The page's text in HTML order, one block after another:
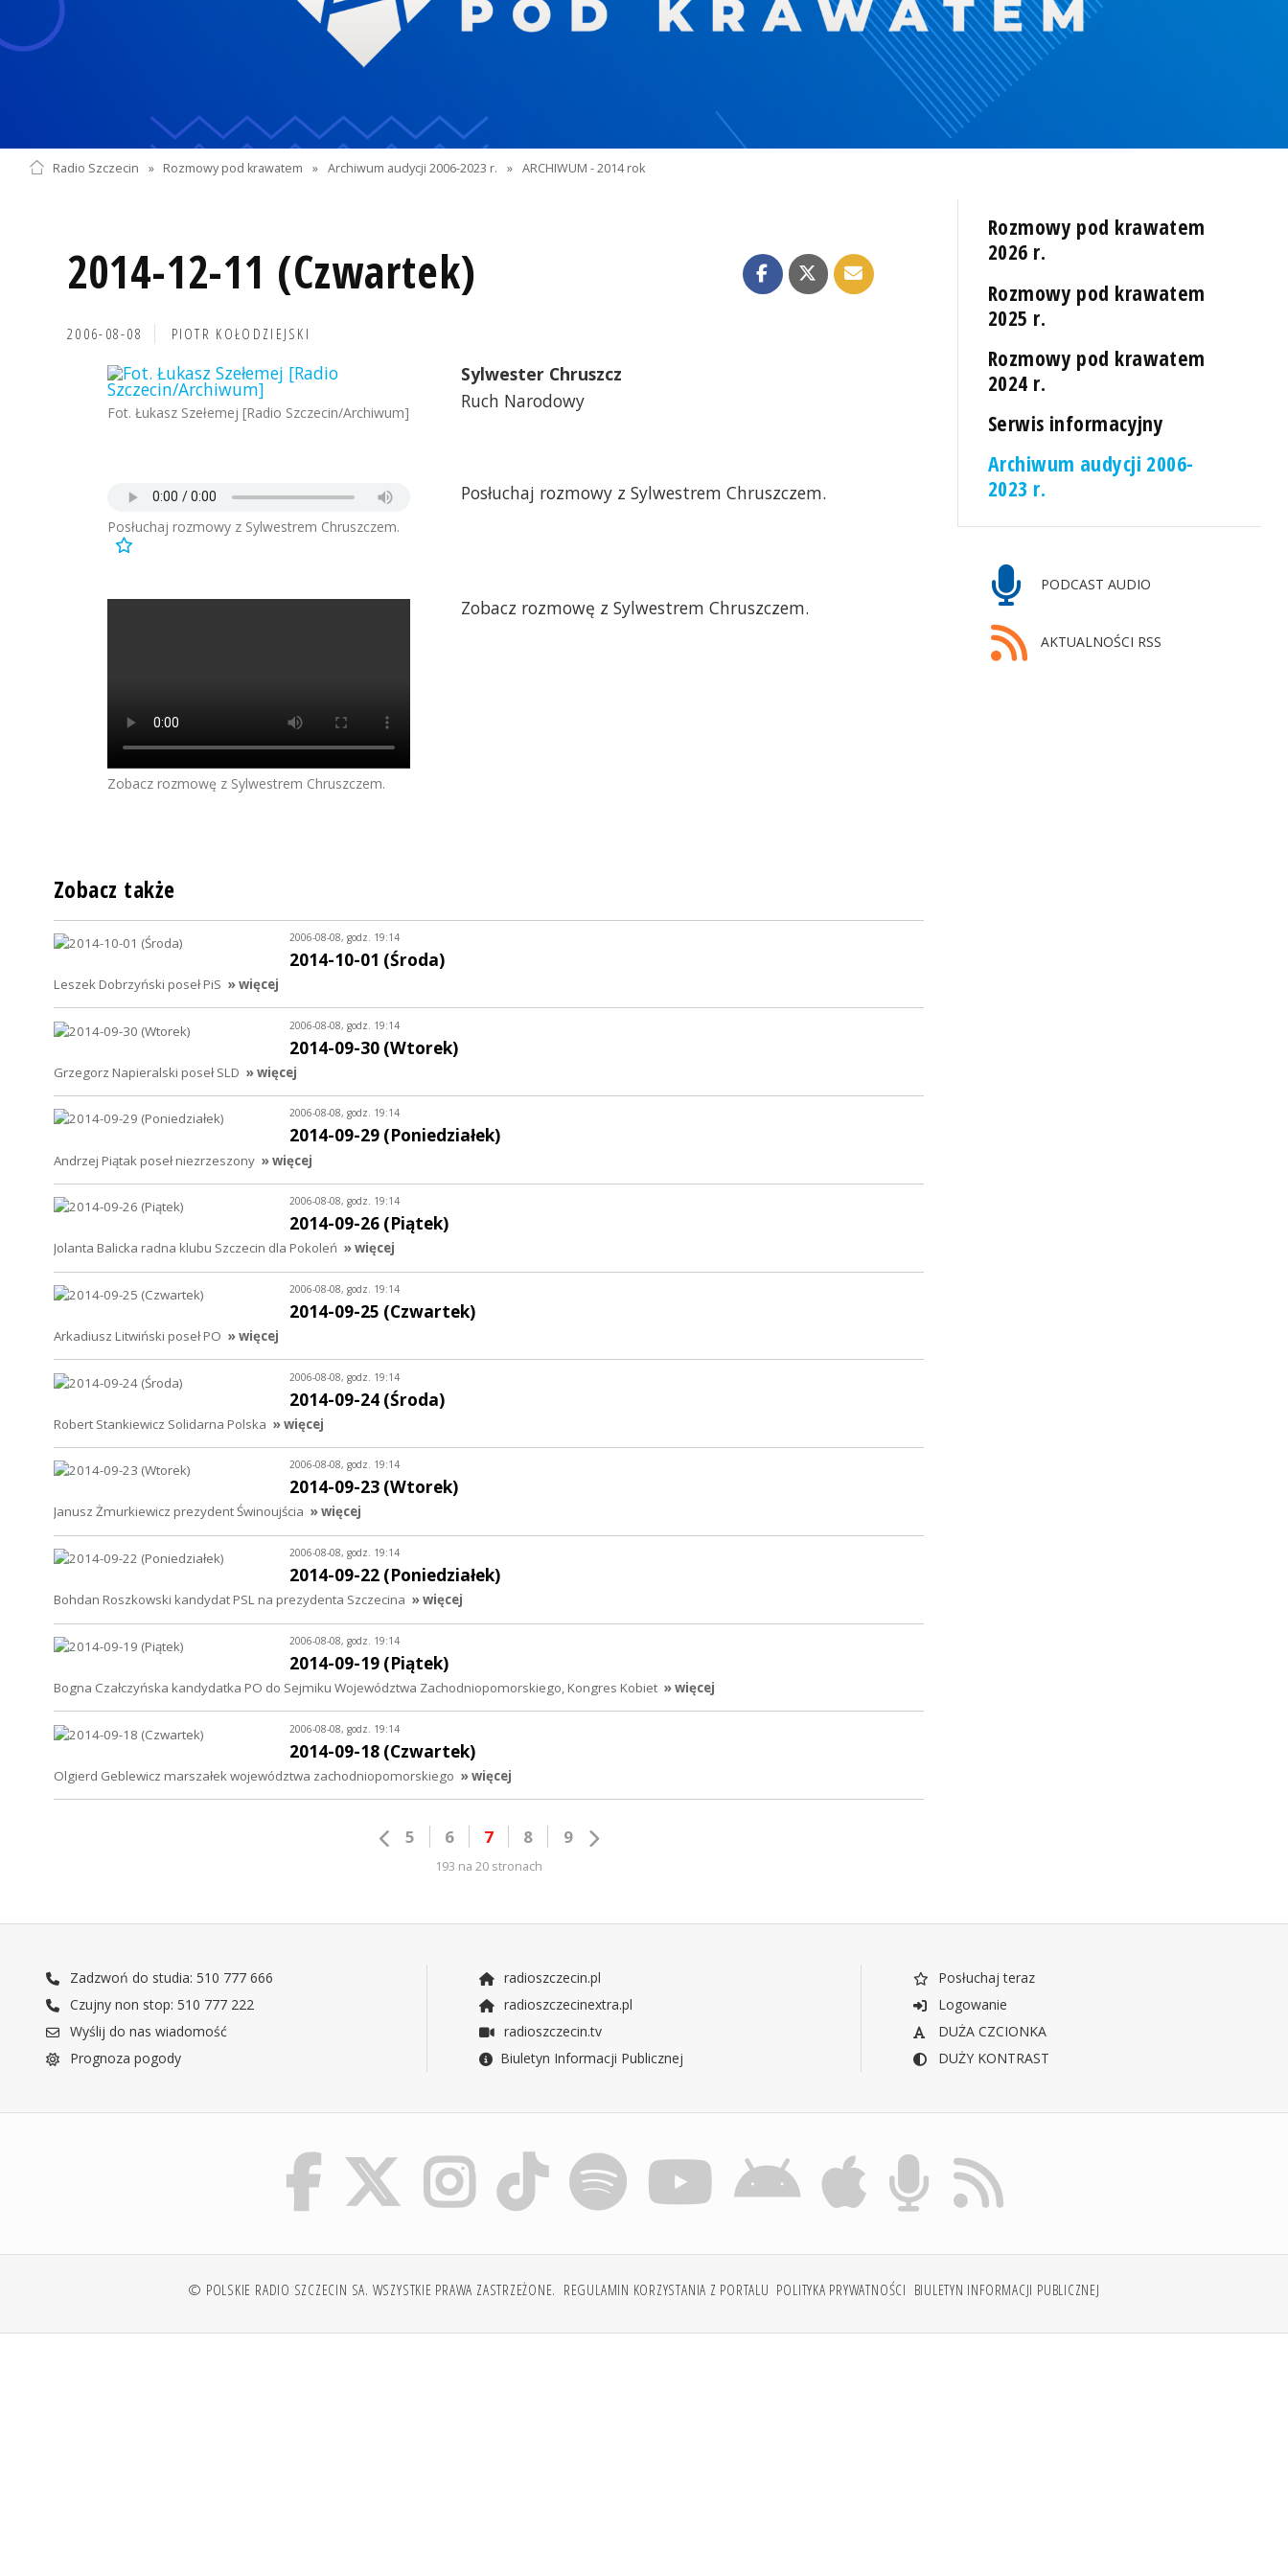
Radio Szczecin » Rozmowy pod krawatem » Archiwum audycji 2006-2023 r. » ARCHIWUM - 2014 rok
2014-12-11 (Czwartek)
2006-08-08 PIOTR KOŁODZIEJSKI
Fot. Łukasz Szełemej [Radio Szczecin/Archiwum]
Sylwester Chruszcz
Ruch Narodowy
Posłuchaj rozmowy z Sylwestrem Chruszczem.
Posłuchaj rozmowy z Sylwestrem Chruszczem.
Zobacz rozmowę z Sylwestrem Chruszczem.
Zobacz rozmowę z Sylwestrem Chruszczem.
Rozmowy pod krawatem
2026 r.
Rozmowy pod krawatem
2025 r.
Rozmowy pod krawatem
2024 r.
Serwis informacyjny
Archiwum audycji 2006-
2023 r.
PODCAST AUDIO
AKTUALNOŚCI RSS
Zobacz także
2006-08-08, godz. 19:14
2014-10-01 (Środa)
Leszek Dobrzyński poseł PiS » więcej
2006-08-08, godz. 19:14
2014-09-30 (Wtorek)
Grzegorz Napieralski poseł SLD » więcej
2006-08-08, godz. 19:14
2014-09-29 (Poniedziałek)
Andrzej Piątak poseł niezrzeszony » więcej
2006-08-08, godz. 19:14
2014-09-26 (Piątek)
Jolanta Balicka radna klubu Szczecin dla Pokoleń » więcej
2006-08-08, godz. 19:14
2014-09-25 (Czwartek)
Arkadiusz Litwiński poseł PO » więcej
2006-08-08, godz. 19:14
2014-09-24 (Środa)
Robert Stankiewicz Solidarna Polska » więcej
2006-08-08, godz. 19:14
2014-09-23 (Wtorek)
Janusz Żmurkiewicz prezydent Świnoujścia » więcej
2006-08-08, godz. 19:14
2014-09-22 (Poniedziałek)
Bohdan Roszkowski kandydat PSL na prezydenta Szczecina » więcej
2006-08-08, godz. 19:14
2014-09-19 (Piątek)
Bogna Czałczyńska kandydatka PO do Sejmiku Województwa Zachodniopomorskiego, Kongres Kobiet » więcej
2006-08-08, godz. 19:14
2014-09-18 (Czwartek)
Olgierd Geblewicz marszałek województwa zachodniopomorskiego » więcej
5 6 7 8 9
193 na 20 stronach
Zadzwoń do studia: 510 777 666
Czujny non stop: 510 777 222
Wyślij do nas wiadomość
Prognoza pogody
radioszczecin.pl
radioszczecinextra.pl
radioszczecin.tv
Biuletyn Informacji Publicznej
Posłuchaj teraz
Logowanie
DUŻA CZCIONKA
DUŻY KONTRAST
© POLSKIE RADIO SZCZECIN SA. WSZYSTKIE PRAWA ZASTRZEŻONE. REGULAMIN KORZYSTANIA Z PORTALU POLITYKA PRYWATNOŚCI BIULETYN INFORMACJI PUBLICZNEJ